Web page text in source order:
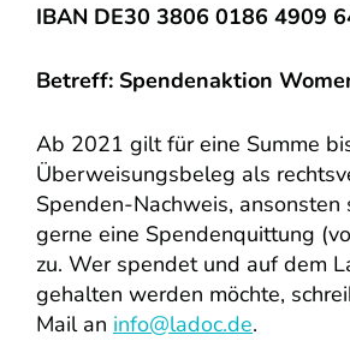
IBAN DE30 3806 0186 4909
Betreff: Spendenaktion
Ab 2021 gilt für eine Summe
Überweisungsbeleg als
Spenden-Nachweis, ansonsten
gerne eine Spendenquittung
zu. Wer spendet und auf dem
gehalten werden möchte,
Mail an info@ladoc.de.